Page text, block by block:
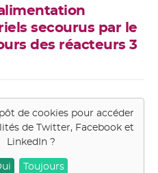
secourus par le
des réacteurs 3
de cookies pour accéder
deTwitter, Facebook et
LinkedIn ?
Toujours